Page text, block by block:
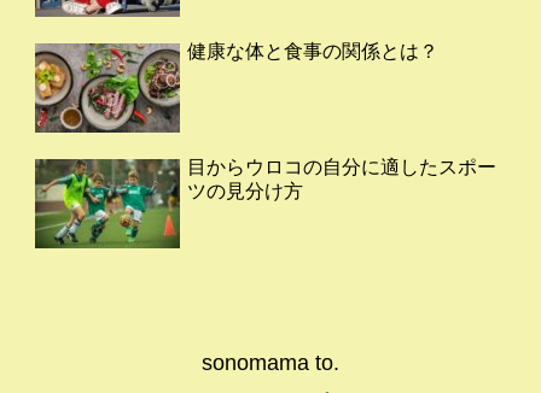
健康な体と食事の関係とは？
目からウロコの自分に適したスポー
ツの見分け方
sonomama to.